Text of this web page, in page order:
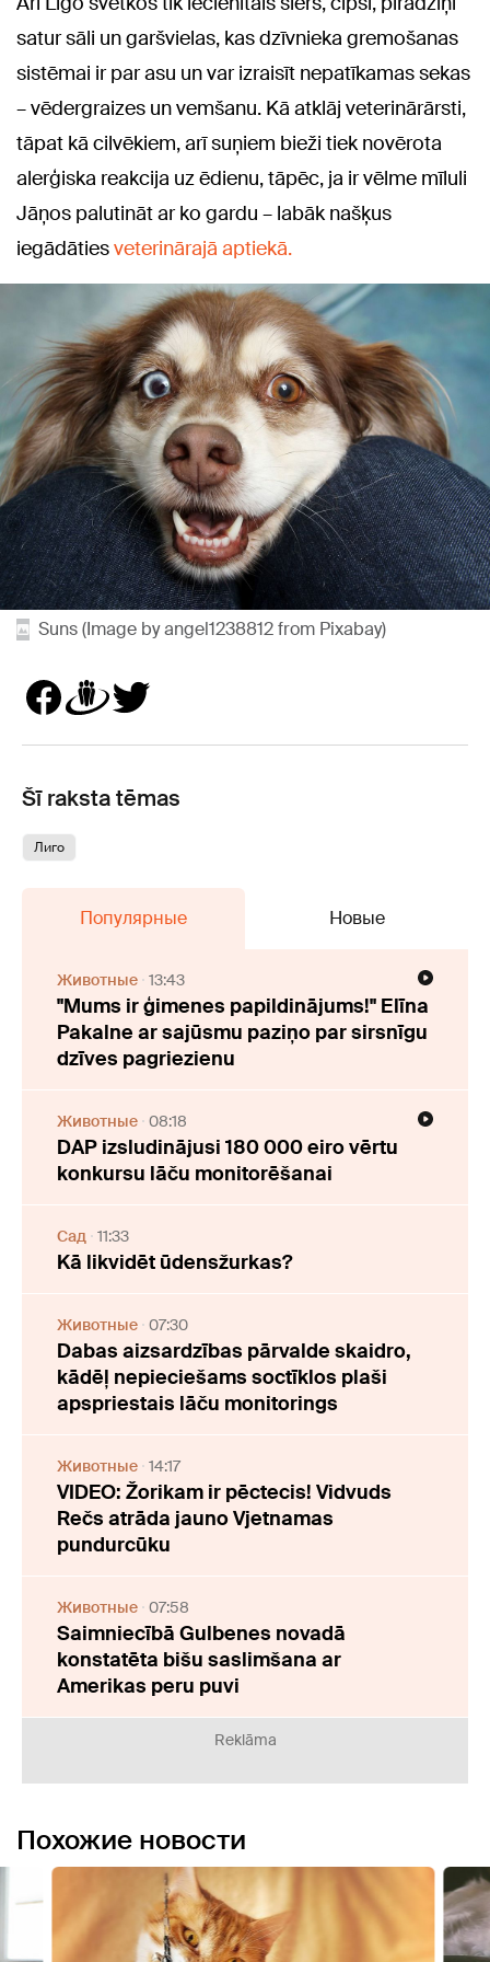
satur sāli un garšvielas, kas dzīvnieka gremošanas
sistēmai ir par asu un var izraisīt nepatīkamas sekas
– vēdergraizes un vemšanu. Kā atklāj veterinārārsti,
tāpat kā cilvēkiem, arī suņiem bieži tiek novērota
alerģiska reakcija uz ēdienu, tāpēc, ja ir vēlme mīluli
Jāņos palutināt ar ko gardu – labāk našķus
iegādātiesveterinārajā aptiekā.
Suns (Image by angel1238812 from Pixabay)
Šī raksta tēmas
Лиго
Популярные Новые
Животные 13:43
"Mums ir ģimenes papildinājums!" Elīna
Pakalne ar sajūsmu paziņo par sirsnīgu
dzīves pagriezienu
Животные 08:18
DAP izsludinājusi 180 000 eiro vērtu
konkursu lāču monitorēšanai
Cад 11:33
Kā likvidēt ūdensžurkas?
Животные 07:30
Dabas aizsardzības pārvalde skaidro,
kādēļ nepieciešams soctīklos plaši
apspriestais lāču monitorings
Животные 14:17
VIDEO: Žorikam ir pēctecis! Vidvuds
Rečs atrāda jauno Vjetnamas
pundurcūku
Животные 07:58
Saimniecībā Gulbenes novadā
konstatēta bišu saslimšana ar
Amerikas peru puvi
Reklāma
Похожие новости